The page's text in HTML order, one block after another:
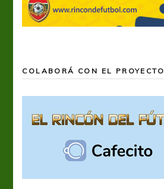
COLABORÁ CON EL PROYECTO